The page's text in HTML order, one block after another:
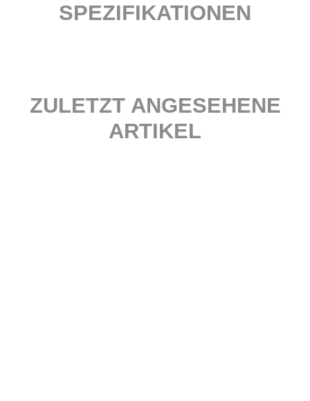
SPEZIFIKATIONEN
ZULETZT ANGESEHENE
ARTIKEL